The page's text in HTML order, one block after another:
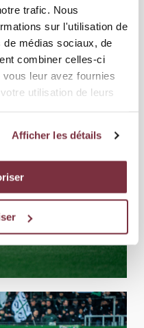
trafic. Nous
sur l'utilisation de
médias sociaux, de
combiner celles-ci
leur avez fournies
utilisation de leurs
Afficher les détails